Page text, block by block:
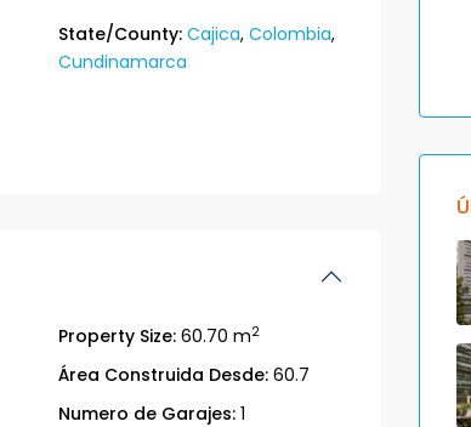
State/County: Cajica,Colombia,
Cundinamarca
Property Size: 60.70 m2
Área Construida Desde: 60.7
Numero de Garajes: 1